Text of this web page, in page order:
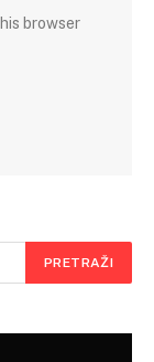
browser